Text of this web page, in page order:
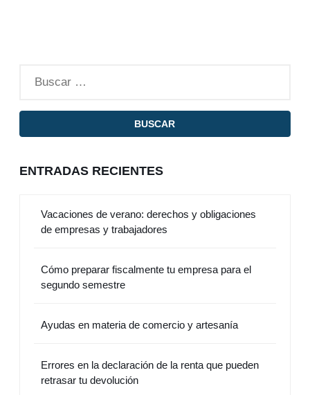
ENTRADAS RECIENTES
Vacaciones de verano: derechos y obligaciones
de empresas y trabajadores
Cómo preparar fiscalmente tu empresa para el
segundo semestre
Ayudas en materia de comercio y artesanía
Errores en la declaración de la renta que pueden
retrasar tu devolución